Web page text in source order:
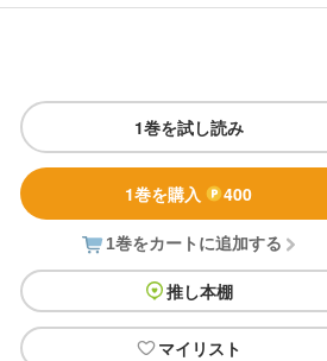
1巻を試し読み
1巻を購入 400
1巻をカートに追加する
推し本棚
マイリスト